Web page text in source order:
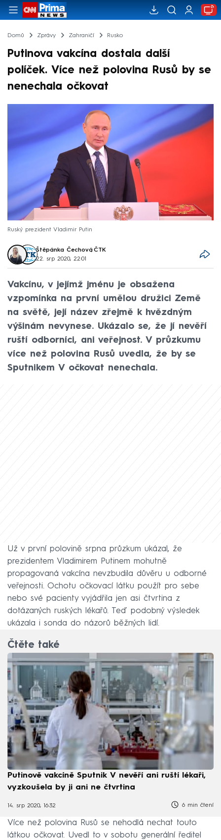
Domů Zprávy Zahraničí Rusko
Putinova vakcína dostala další
políček. Více než polovina Rusů by se
nenechala očkovat
Ruský prezident Vladimir Putin
Štěpánka Čechová, ČTK
22. srp 2020, 22:01
Vakcínu, v jejímž jménu je obsažena
vzpomínka na první umělou družici Země
na světě, její název zřejmě k hvězdným
výšinám nevynese. Ukázalo se, že jí nevěří
ruští odborníci, ani veřejnost. V průzkumu
více než polovina Rusů uvedla, že by se
Sputnikem V očkovat nenechala.
Už v první polovině srpna průzkum ukázal, že
prezidentem Vladimirem Putinem mohutně
propagovaná vakcína nevzbudila důvěru u odborné
veřejnosti. Ochotu očkovací látku použít pro sebe
nebo své pacienty vyjádřila jen asi čtvrtina z
dotázaných ruských lékařů. Teď podobný výsledek
ukázala i sonda do názorů běžných lidí.
Čtěte také
Putinově vakcíně Sputnik V nevěří ani ruští lékaři,
vyzkoušela by ji ani ne čtvrtina
14. srp 2020, 16:32 6 min čtení
Více než polovina Rusů se nehodlá nechat touto
látkou očkovat. Uvedl to v sobotu generální ředitel